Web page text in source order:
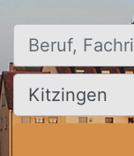
Beruf,
Ort, Stadt